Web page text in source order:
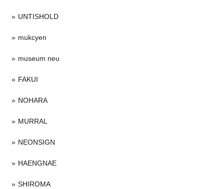
UNTISHOLD
mukcyen
museum neu
FAKUI
NOHARA
MURRAL
NEONSIGN
HAENGNAE
SHIROMA